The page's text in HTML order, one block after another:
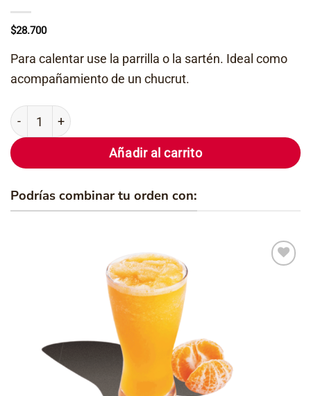
$28.700
Para calentar use la parrilla o la sartén. Ideal como
acompañamiento de un chucrut.
Salchicha Alemana [Weisswurst] cantidad
Añadir al carrito
Podrías combinar tu orden con: